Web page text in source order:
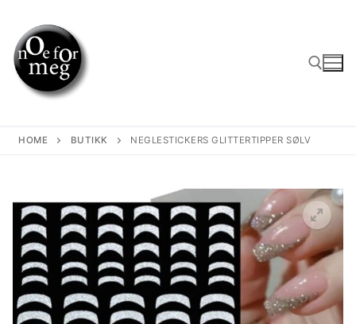
content
HOME BUTIKK NEGLESTICKERS GLITTERTIPPER SØLV